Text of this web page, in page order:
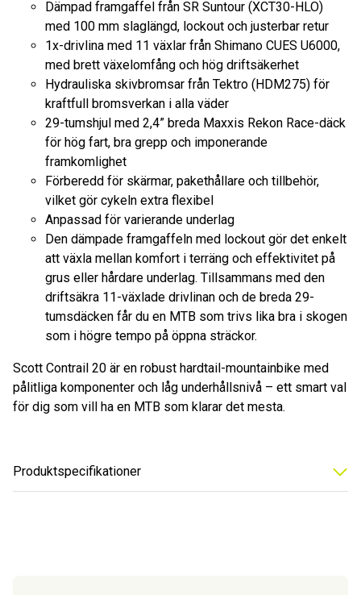
Dämpad framgaffel från SR Suntour (XCT30-HLO)
med 100 mm slaglängd, lockout och justerbar retur
1x-drivlina med 11 växlar från Shimano CUES U6000,
med brett växelomfång och hög driftsäkerhet
Hydrauliska skivbromsar från Tektro (HDM275) för
kraftfull bromsverkan i alla väder
29-tumshjul med 2,4” breda Maxxis Rekon Race-däck
för hög fart, bra grepp och imponerande
framkomlighet
Förberedd för skärmar, pakethållare och tillbehör,
vilket gör cykeln extra flexibel
Anpassad för varierande underlag
Den dämpade framgaffeln med lockout gör det enkelt
att växla mellan komfort i terräng och effektivitet på
grus eller hårdare underlag. Tillsammans med den
driftsäkra 11-växlade drivlinan och de breda 29-
tumsdäcken får du en MTB som trivs lika bra i skogen
som i högre tempo på öppna sträckor.
Scott Contrail 20 är en robust hardtail-mountainbike med
pålitliga komponenter och låg underhållsnivå – ett smart val
för dig som vill ha en MTB som klarar det mesta.
Produktspecifikationer